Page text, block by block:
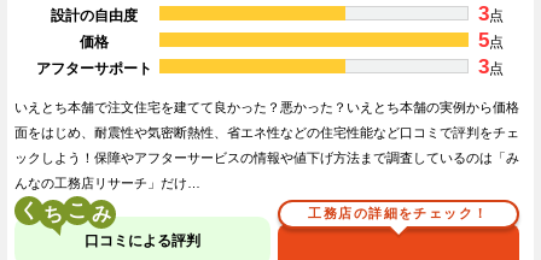
設計の自由度
3点
価格
5点
アフターサポート
3点
いえとち本舗で注文住宅を建てて良かった？悪かった？いえとち本舗の実例から価格
面をはじめ、耐震性や気密断熱性、省エネ性などの住宅性能など口コミで評判をチェ
ックしよう！保障やアフターサービスの情報や値下げ方法まで調査しているのは「み
んなの工務店リサーチ」だけ…
く こ
口コミによる評判
工務店の詳細をチェック！